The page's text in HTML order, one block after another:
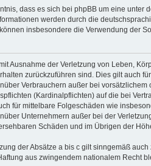
dass es sich bei phpBB um eine unter
werden durch die
insbesondere die Verwendung der
Ausnahme der Verletzung von Leben,
zurückzuführen sind. Dies gilt auch
Verbrauchern außer bei
(Kardinalpflichten) auf die bei
für mittelbare Folgeschäden wie
Unternehmern außer bei der
Schäden und im Übrigen der
der Absätze a bis c gilt sinngemäß
aus zwingendem nationalem Recht